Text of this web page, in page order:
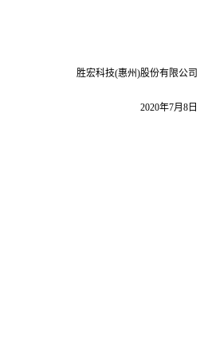
胜宏科技(惠州)股份有限公司
2020年7月 8 日